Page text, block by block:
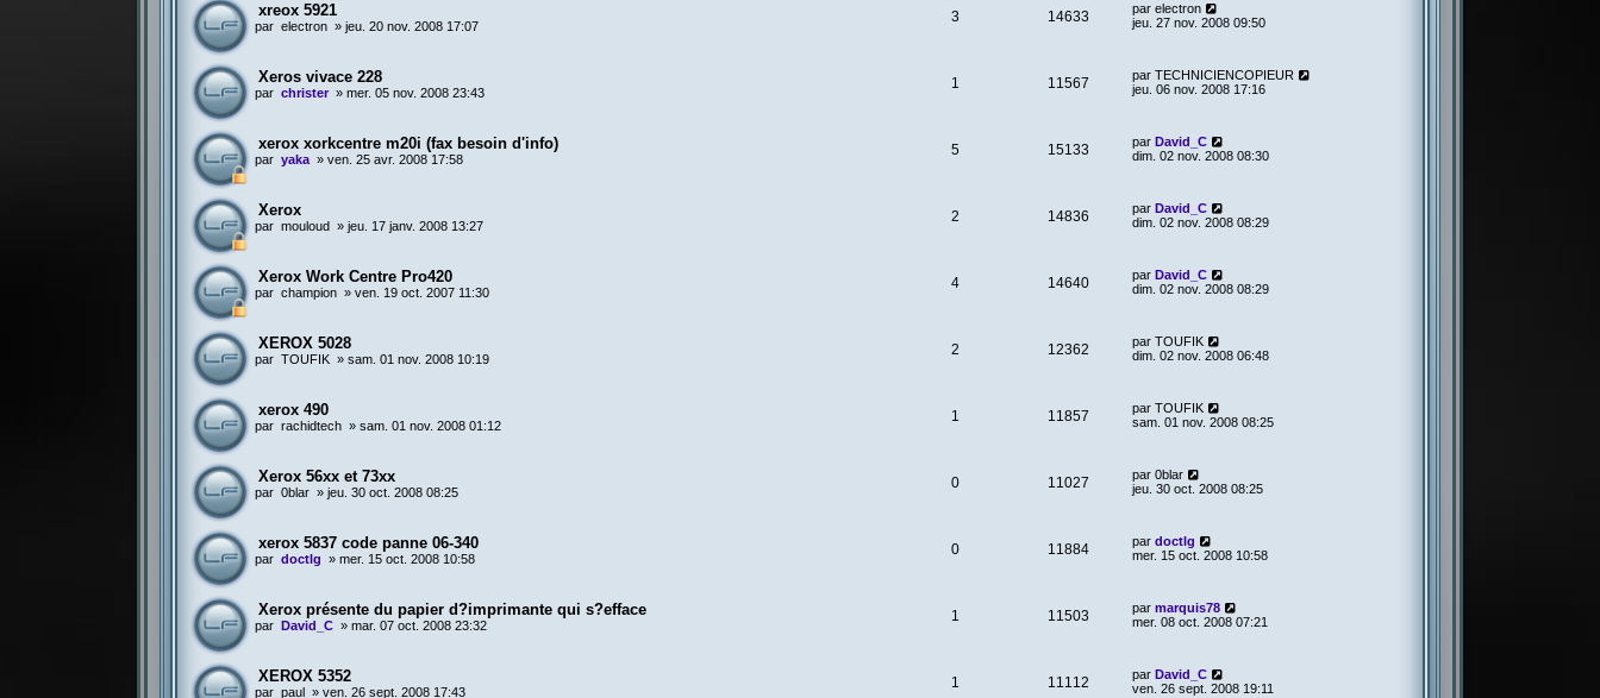
xreox 5921
par electron »jeu. 20 nov. 2008 17:07
3 14633 par electron
jeu. 27 nov. 2008 09:50
Xeros vivace 228
par christer »mer. 05 nov. 2008 23:43
1 11567 par TECHNICIENCOPIEUR
jeu. 06 nov. 2008 17:16
xerox xorkcentre m20i (fax besoin d'info)
par yaka »ven. 25 avr. 2008 17:58
5 15133 par David_C
dim. 02 nov. 2008 08:30
Xerox
par mouloud »jeu. 17 janv. 2008 13:27
2 14836 par David_C
dim. 02 nov. 2008 08:29
Xerox Work Centre Pro420
par champion »ven. 19 oct. 2007 11:30
4 14640 par David_C
dim. 02 nov. 2008 08:29
XEROX 5028
par TOUFIK »sam. 01 nov. 2008 10:19
2 12362 par TOUFIK
dim. 02 nov. 2008 06:48
xerox 490
par rachidtech »sam. 01 nov. 2008 01:12
1 11857 par TOUFIK
sam. 01 nov. 2008 08:25
Xerox 56xx et 73xx
par 0blar »jeu. 30 oct. 2008 08:25
0 11027 par 0blar
jeu. 30 oct. 2008 08:25
xerox 5837 code panne 06-340
par doctlg »mer. 15 oct. 2008 10:58
0 11884 par doctlg
mer. 15 oct. 2008 10:58
Xerox présente du papier d?imprimante qui s?efface
par David_C »mar. 07 oct. 2008 23:32
1 11503 par marquis78
mer. 08 oct. 2008 07:21
XEROX 5352
par paul »ven. 26 sept. 2008 17:43
1 11112 par David_C
ven. 26 sept. 2008 19:11